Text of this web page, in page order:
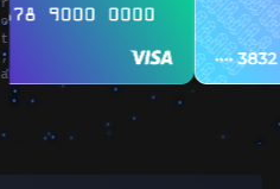
Math.min(b, n)
b, t) { return a +
now = () => perfor
rng(min, max) { re
* (max - min) + min;
, b) { return
); } function
(b - a) * t; }
mance.now();
turn